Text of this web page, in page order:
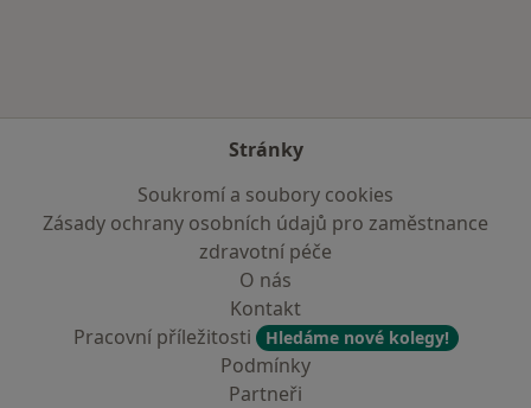
Stránky
Soukromí a soubory cookies
Zásady ochrany osobních údajů pro zaměstnance
zdravotní péče
O nás
Kontakt
Pracovní příležitosti
Hledáme nové kolegy!
Podmínky
Partneři